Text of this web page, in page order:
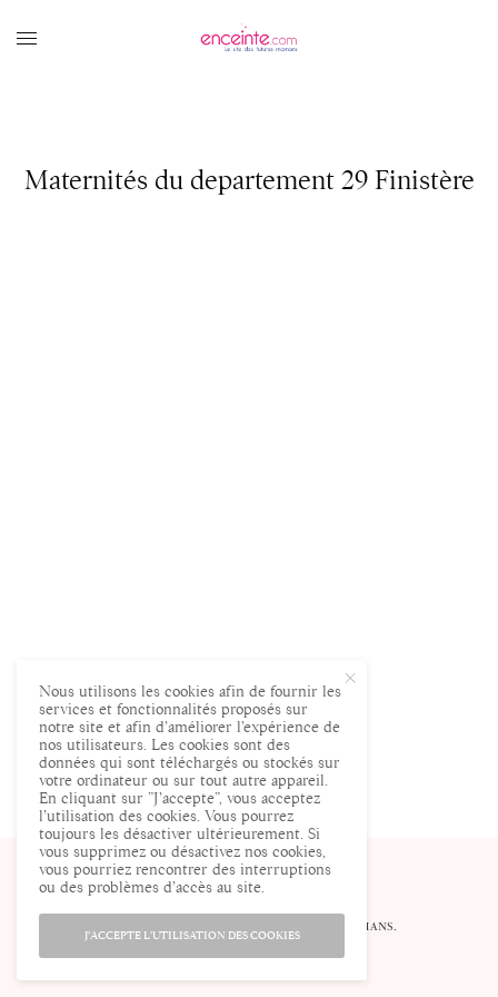
Maternités du departement 29 Finistère
© ENCEINTE.COM LE SITE DES FUTURES MAMANS.
Nous utilisons les cookies afin de fournir les
services et fonctionnalités proposés sur
notre site et afin d’améliorer l’expérience de
nos utilisateurs. Les cookies sont des
données qui sont téléchargés ou stockés sur
votre ordinateur ou sur tout autre appareil.
En cliquant sur ”J’accepte”, vous acceptez
l’utilisation des cookies. Vous pourrez
toujours les désactiver ultérieurement. Si
vous supprimez ou désactivez nos cookies,
vous pourriez rencontrer des interruptions
ou des problèmes d’accès au site.
J'ACCEPTE L'UTILISATION DES COOKIES